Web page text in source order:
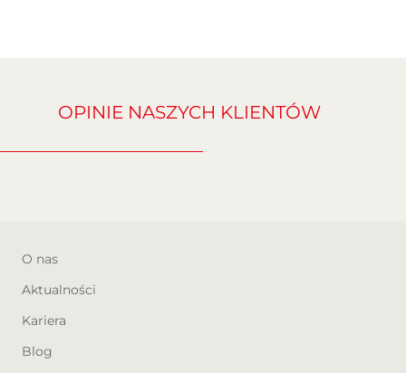
OPINIE NASZYCH KLIENTÓW
O nas
Aktualności
Kariera
Blog